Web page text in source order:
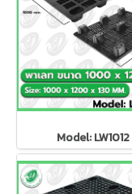
Model: LW1012